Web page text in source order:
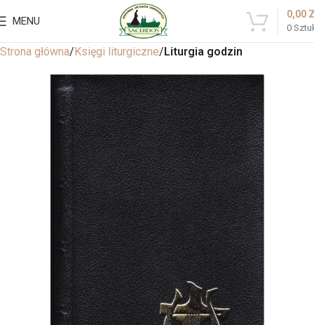
MENU
0
0,00
Strona główna Księgi liturgiczne Liturgia godzin